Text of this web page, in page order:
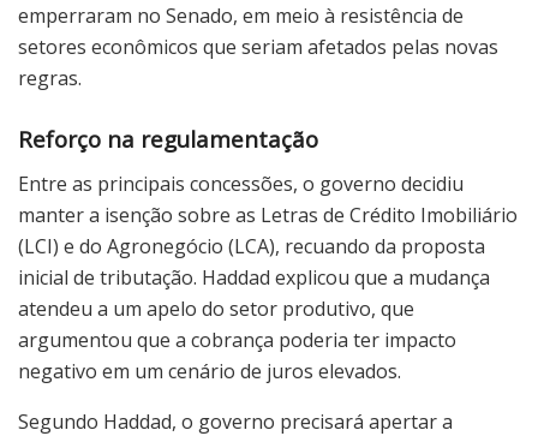
emperraram no Senado, em meio à resistência de
setores econômicos que seriam afetados pelas novas
regras.
Reforço na regulamentação
Entre as principais concessões, o governo decidiu
manter a isenção sobre as Letras de Crédito Imobiliário
(LCI) e do Agronegócio (LCA), recuando da proposta
inicial de tributação. Haddad explicou que a mudança
atendeu a um apelo do setor produtivo, que
argumentou que a cobrança poderia ter impacto
negativo em um cenário de juros elevados.
Segundo Haddad, o governo precisará apertar a